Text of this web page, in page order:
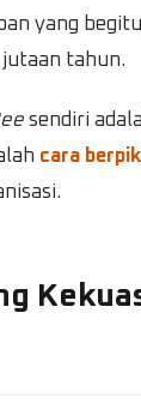
yang
tahun.
sendiri
cara